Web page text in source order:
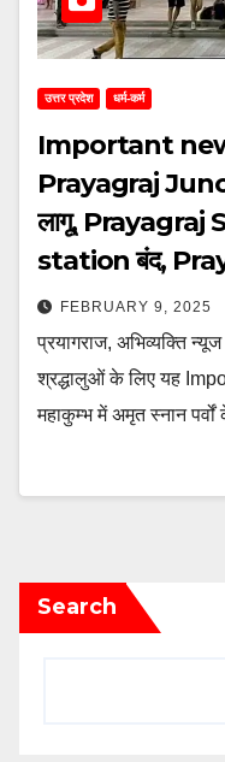
उत्तर प्रदेश धर्म-कर्म
Important
Prayagraj
लागू, Prayagraj
station बंद,
FEBRUARY 9, 2025
प्रयागराज, अभिव्यक्ति
श्रद्धालुओं के लिए यह
महाकुम्भ में अमृत स्नान
Search